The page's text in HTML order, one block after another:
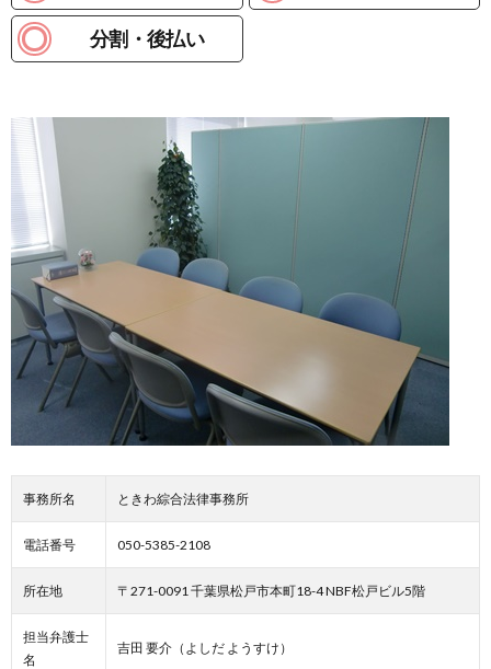
分割・後払い
事務所名 ときわ綜合法律事務所
電話番号 050-5385-2108
所在地 〒271-0091 千葉県松戸市本町18-4 NBF松戸ビル5階
担当弁護士
名
吉田 要介（よしだ ようすけ）